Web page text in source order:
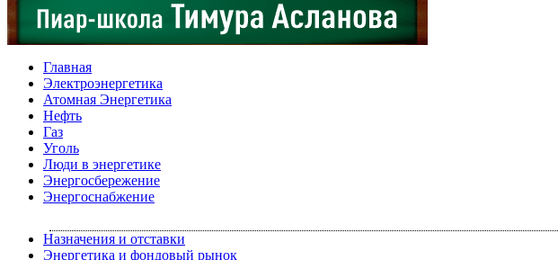
Главная
Электроэнергетика
Атомная Энергетика
Нефть
Газ
Уголь
Люди в энергетике
Энергосбережение
Энергоснабжение
Назначения и отставки
Энергетика и фондовый рынок